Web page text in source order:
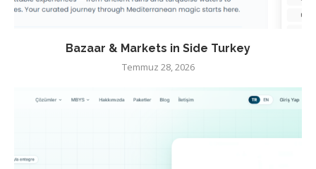
Bazaar & Markets in Side Turkey
Temmuz 28, 2026